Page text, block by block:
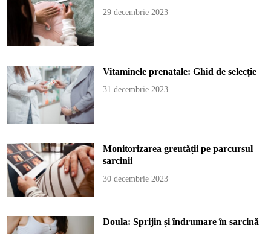
29 decembrie 2023
Vitaminele prenatale: Ghid de selecție
31 decembrie 2023
Monitorizarea greutății pe parcursul
sarcinii
30 decembrie 2023
Doula: Sprijin și îndrumare în sarcină